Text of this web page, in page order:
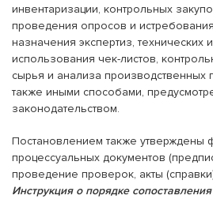
инвентаризации, контрольных
проведения опросов и
назначения экспертиз, технических
использования чек-листов,
сырья и анализа производственных
также иными способами,
законодательством.
Постановлением также утверждены
процессуальных документов
проведение проверок, акты
Инструкция о порядке